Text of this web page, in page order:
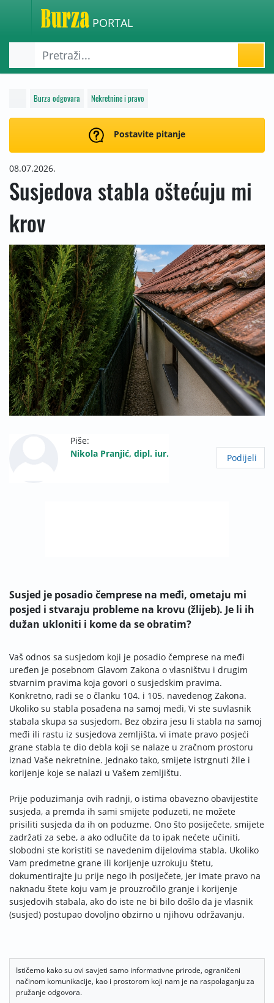
PORTAL
Burza odgovara Nekretnine i pravo
Postavite pitanje
08.07.2026.
Susjedova stabla oštećuju mi
krov
Piše:
Nikola Pranjić, dipl. iur.
Podijeli
Susjed je posadio čemprese na međi, ometaju mi
posjed i stvaraju probleme na krovu (žlijeb). Je li ih
dužan ukloniti i kome da se obratim?
Vaš odnos sa susjedom koji je posadio čemprese na međi
uređen je posebnom Glavom Zakona o vlasništvu i drugim
stvarnim pravima koja govori o susjedskim pravima.
Konkretno, radi se o članku 104. i 105. navedenog Zakona.
Ukoliko su stabla posađena na samoj međi, Vi ste suvlasnik
stabala skupa sa susjedom. Bez obzira jesu li stabla na samoj
međi ili rastu iz susjedova zemljišta, vi imate pravo posjeći
grane stabla te dio debla koji se nalaze u zračnom prostoru
iznad Vaše nekretnine. Jednako tako, smijete istrgnuti žile i
korijenje koje se nalazi u Vašem zemljištu.
Prije poduzimanja ovih radnji, o istima obavezno obavijestite
susjeda, a premda ih sami smijete poduzeti, ne možete
prisiliti susjeda da ih on poduzme. Ono što posiječete, smijete
zadržati za sebe, a ako odlučite da to ipak nećete učiniti,
slobodni ste koristiti se navedenim dijelovima stabla. Ukoliko
Vam predmetne grane ili korijenje uzrokuju štetu,
dokumentirajte ju prije nego ih posiječete, jer imate pravo na
naknadu štete koju vam je prouzročilo granje i korijenje
susjedovih stabala, ako do iste ne bi bilo došlo da je vlasnik
(susjed) postupao dovoljno obzirno u njihovu održavanju.
Ističemo kako su ovi savjeti samo informativne prirode, ograničeni
načinom komunikacije, kao i prostorom koji nam je na raspolaganju za
pružanje odgovora.